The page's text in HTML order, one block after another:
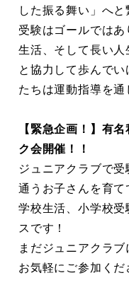
した振る舞い」へと
受験はゴールでは
生活、そして長い
と協力して歩んで
たちは運動指導を通
【緊急企画！】有
ク会開催！！
ジュニアクラブで
通うお子さんを育
学校生活、小学校
スです！
まだジュニアクラブ
お気軽にご参加くだ